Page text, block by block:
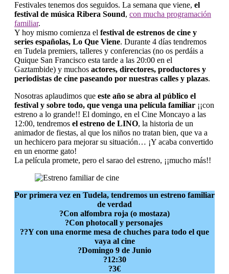
Festivales tenemos dos seguidos. La semana que viene, el
festival de música Ribera Sound, con mucha programación
familiar.
Y hoy mismo comienza el festival de estrenos de cine y
series españolas, Lo Que Viene. Durante 4 días tendremos
en Tudela premiers, talleres y conferencias (no os perdáis a
Quique San Francisco esta tarde a las 20:00 en el
Gaztambide) y muchos actores, directores, productores y
periodistas de cine paseando por nuestras calles y plazas.
Nosotras aplaudimos que este año se abra al público el
festival y sobre todo, que venga una película familiar ¡¡con
estreno a lo grande!! El domingo, en el Cine Moncayo a las
12:00, tendremos el estreno de LINO, la historia de un
animador de fiestas, al que los niños no tratan bien, que va a
un hechicero para mejorar su situación… ¡Y acaba convertido
en un enorme gato!
La película promete, pero el sarao del estreno, ¡¡mucho más!!
Por primera vez en Tudela, tendremos un estreno familiar
de verdad
?Con alfombra roja (o mostaza)
?Con photocall y personajes
??Y con una enorme mesa de chuches para todo el que
vaya al cine
?Domingo 9 de Junio
?12:30
?3€